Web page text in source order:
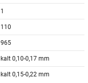
1
110
965
kalt 0,10-0,17 mm
kalt 0,15-0,22 mm